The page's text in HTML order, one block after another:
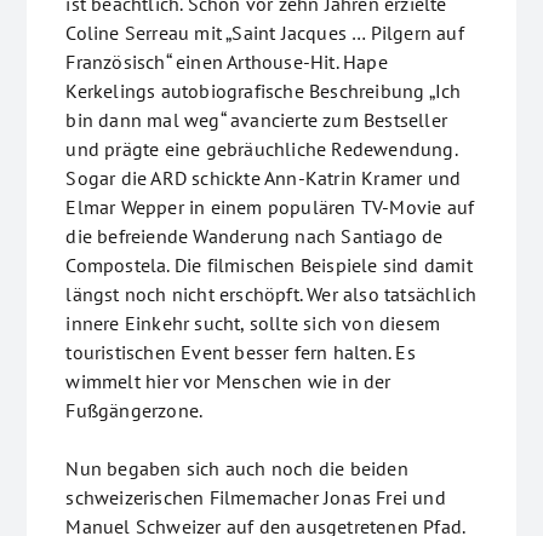
Coline Serreau mit „Saint Jacques … Pilgern auf
Französisch“ einen Arthouse-Hit. Hape
Kerkelings autobiografische Beschreibung „Ich
bin dann mal weg“ avancierte zum Bestseller
und prägte eine gebräuchliche Redewendung.
Sogar die ARD schickte Ann-Katrin Kramer und
Elmar Wepper in einem populären TV-Movie auf
die befreiende Wanderung nach Santiago de
Compostela. Die filmischen Beispiele sind damit
längst noch nicht erschöpft. Wer also tatsächlich
innere Einkehr sucht, sollte sich von diesem
touristischen Event besser fern halten. Es
wimmelt hier vor Menschen wie in der
Fußgängerzone.
Nun begaben sich auch noch die beiden
schweizerischen Filmemacher Jonas Frei und
Manuel Schweizer auf den ausgetretenen Pfad.